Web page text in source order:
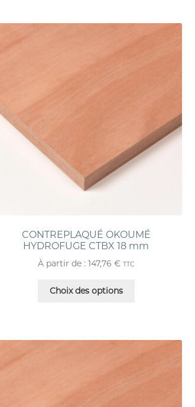
CONTREPLAQUÉ OKOUMÉ
HYDROFUGE CTBX 18 mm
À partir de : 147,76 € TTC
Choix des options